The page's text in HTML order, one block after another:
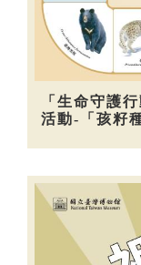
「生命守護
活動-「孩籽